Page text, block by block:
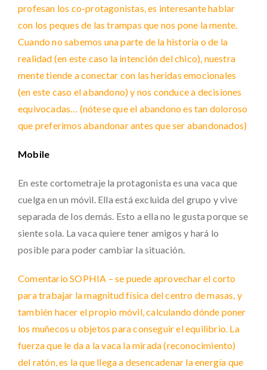
profesan los co-protagonistas, es interesante hablar
con los peques de las trampas que nos pone la mente.
Cuando no sabemos una parte de la historia o de la
realidad (en este caso la intención del chico), nuestra
mente tiende a conectar con las heridas emocionales
(en este caso el abandono) y nos conduce a decisiones
equivocadas… (nótese que el abandono es tan doloroso
que preferimos abandonar antes que ser abandonados)
Mobile
En este cortometraje la protagonista es una vaca que
cuelga en un móvil. Ella está excluida del grupo y vive
separada de los demás. Esto a ella no le gusta porque se
siente sola. La vaca quiere tener amigos y hará lo
posible para poder cambiar la situación.
Comentario SOPHIA – se puede aprovechar el corto
para trabajar la magnitud física del centro de masas, y
también hacer el propio móvil, calculando dónde poner
los muñecos u objetos para conseguir el equilibrio. La
fuerza que le da a la vaca la mirada (reconocimiento)
del ratón, es la que llega a desencadenar la energía que